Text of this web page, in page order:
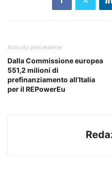
Articolo precedente
Dalla Commissione europea
551,2 milioni di
prefinanziamento all’Italia
per il REPowerEu